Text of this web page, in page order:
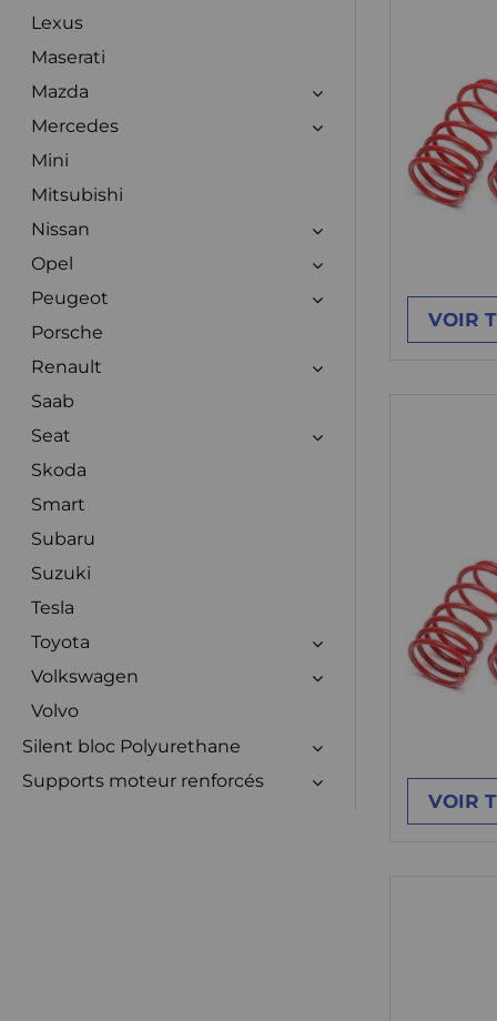
Lexus
Maserati
Mazda
Mercedes
Mini
Mitsubishi
Nissan
Opel
Peugeot
Porsche
Renault
Saab
Seat
Skoda
Smart
Subaru
Suzuki
Tesla
Toyota
Volkswagen
Volvo
Silent bloc Polyurethane
Supports moteur renforcés
VOIR
VOIR